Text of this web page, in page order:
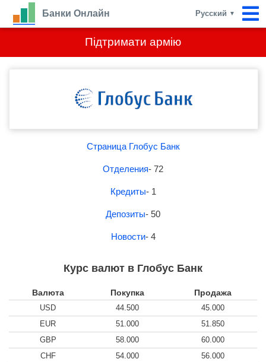
Підтримати армію
Банки Онлайн Русский ▼
Страница Глобус Банк
Отделения- 72
Кредиты- 1
Депозиты- 50
Новости- 4
Курс валют в Глобус Банк
Валюта Покупка Продажа
USD 44.500
45.000
EUR
51.000
51.850
GBP
58.000
60.000
CHF
54.000 56.000